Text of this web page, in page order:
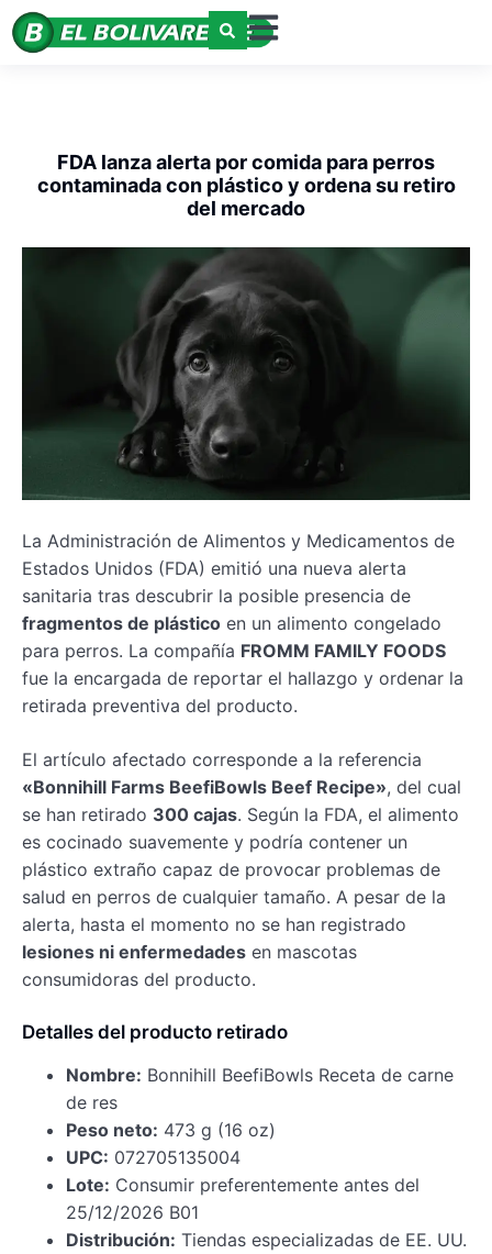
FDA lanza alerta por comida para perros
contaminada con plástico y ordena su retiro
del mercado
La Administración de Alimentos y Medicamentos de
Estados Unidos (FDA) emitió una nueva alerta
sanitaria tras descubrir la posible presencia de
fragmentos de plástico en un alimento congelado
para perros. La compañía FROMM FAMILY FOODS
fue la encargada de reportar el hallazgo y ordenar la
retirada preventiva del producto.
El artículo afectado corresponde a la referencia
«Bonnihill Farms BeefiBowls Beef Recipe», del cual
se han retirado 300 cajas. Según la FDA, el alimento
es cocinado suavemente y podría contener un
plástico extraño capaz de provocar problemas de
salud en perros de cualquier tamaño. A pesar de la
alerta, hasta el momento no se han registrado
lesiones ni enfermedades en mascotas
consumidoras del producto.
Detalles del producto retirado
Nombre: Bonnihill BeefiBowls Receta de carne
de res
Peso neto: 473 g (16 oz)
UPC: 072705135004
Lote: Consumir preferentemente antes del
25/12/2026 B01
Distribución: Tiendas especializadas de EE. UU.